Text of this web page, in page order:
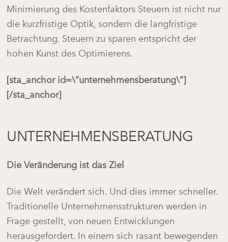
Minimierung des Kostenfaktors Steuern ist nicht nur
die kurzfristige Optik, sondern die langfristige
Betrachtung. Steuern zu sparen entspricht der
hohen Kunst des Optimierens.
[sta_anchor id=\“unternehmensberatung\“]
[/sta_anchor]
UNTERNEHMENSBERATUNG
Die Veränderung ist das Ziel
Die Welt verändert sich. Und dies immer schneller.
Traditionelle Unternehmensstrukturen werden in
Frage gestellt, von neuen Entwicklungen
herausgefordert. In einem sich rasant bewegenden